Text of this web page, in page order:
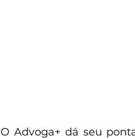
O Advoga+ dá seu